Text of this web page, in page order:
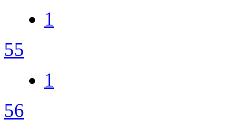
1
55
1
56